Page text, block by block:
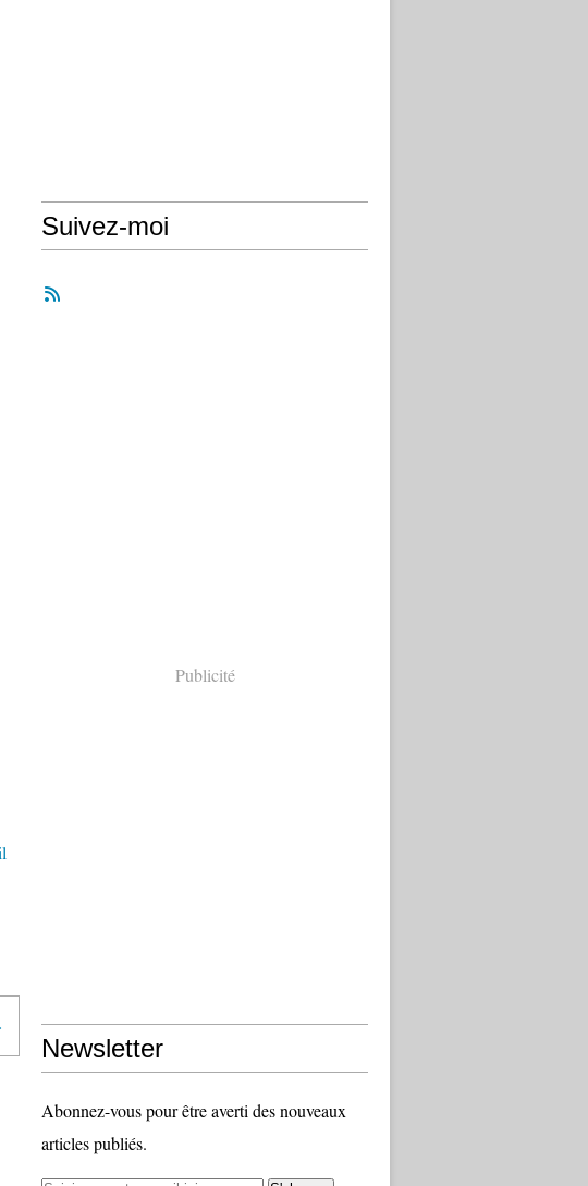
Suivez-moi
Publicité
Newsletter
Abonnez-vous pour être averti des nouveaux
articles publiés.